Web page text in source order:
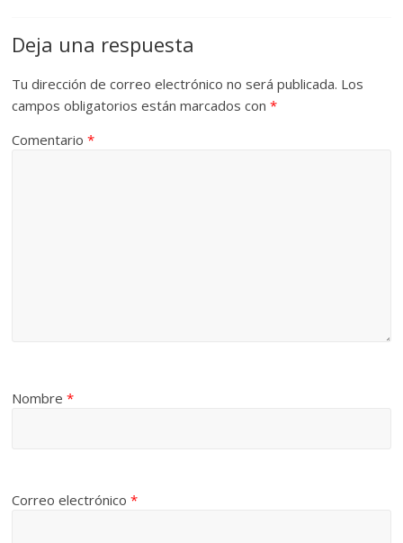
Deja una respuesta
Tu dirección de correo electrónico no será publicada. Los
campos obligatorios están marcados con*
Comentario*
Nombre*
Correo electrónico*